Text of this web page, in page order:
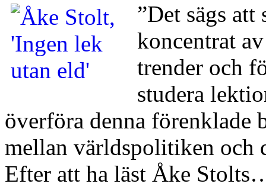
”Det sägs
koncentrat
trender och
studera
överföra denna
mellan världspolitiken och
Efter att ha läst Åke